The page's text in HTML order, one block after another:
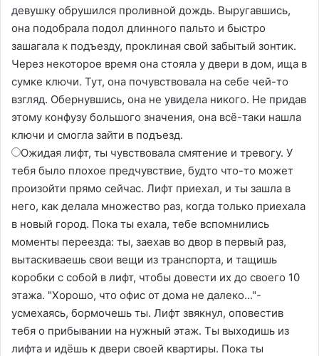
девушку обрушился проливной дождь. Выругавшись,
она подобрала подол длинного пальто и быстро
зашагала к подъезду, проклиная свой забытый зонтик.
Через некоторое время она стояла у двери в дом, ища в
сумке ключи. Тут, она почувствовала на себе чей-то
взгляд. Обернувшись, она не увидела никого. Не придав
этому конфузу большого значения, она всё-таки нашла
ключи и смогла зайти в подъезд.
Ожидая лифт, ты чувствовала смятение и тревогу. У
тебя было плохое предчувствие, будто что-то может
произойти прямо сейчас. Лифт приехал, и ты зашла в
него, как делала множество раз, когда только приехала
в новый город. Пока ты ехала, тебе вспомнились
моменты переезда: ты, заехав во двор в первый раз,
вытаскиваешь свои вещи из транспорта, и тащишь
коробки с собой в лифт, чтобы довести их до своего 10
этажа. "Хорошо, что офис от дома не далеко..."-
усмехаясь, бормочешь ты. Лифт звякнул, оповестив
тебя о прибывании на нужный этаж. Ты выходишь из
лифта и идёшь к двери своей квартиры. Пока ты